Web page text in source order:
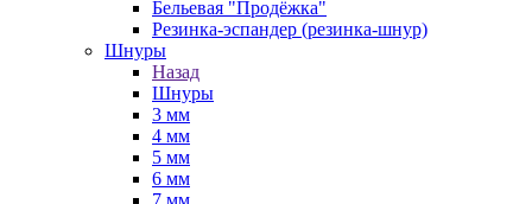
Бельевая "Продёжка"
Резинка-эспандер (резинка-шнур)
Шнуры
Назад
Шнуры
3 мм
4 мм
5 мм
6 мм
7 мм